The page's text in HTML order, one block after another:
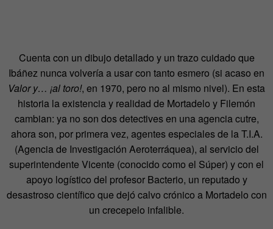
Cuenta con un dibujo detallado y un trazo cuidado que
Ibáñez nunca volvería a usar con tanto esmero (si acaso en
Valor y… ¡al toro!, en 1970, pero no al mismo nivel). En esta
historia la existencia y realidad de Mortadelo y Filemón
cambian: ya no son dos detectives en una agencia cutre,
ahora son, por primera vez, agentes especiales de la T.I.A.
(Agencia de Investigación Aeroterráquea), al servicio del
superintendente Vicente (conocido como el Súper) y con el
apoyo logístico del profesor Bacterio, un reputado y
desastroso científico que dejó calvo crónico a Mortadelo con
un crecepelo infalible.